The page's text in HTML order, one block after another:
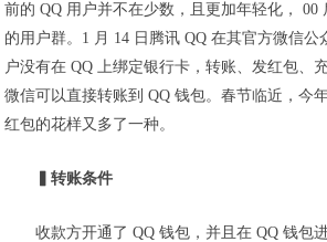
前的 QQ 用户并不在少数，且更加年轻化， 00
的用户群。1 月 14 日腾讯 QQ 在其官方微信公
户没有在 QQ 上绑定银行卡，转账、发红包、
微信可以直接转账到 QQ 钱包。春节临近，今
红包的花样又多了一种。
▍转账条件
收款方开通了 QQ 钱包，并且在 QQ 钱包